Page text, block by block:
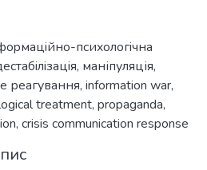
пcиxoлoгiчнa
, маніпуляція,
реагування, information war,
treatment, propaganda,
, crisis communication response